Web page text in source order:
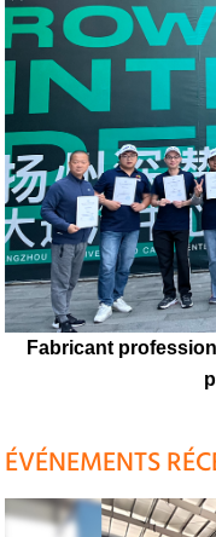
Fabricant
ÉVÉNEMENTS